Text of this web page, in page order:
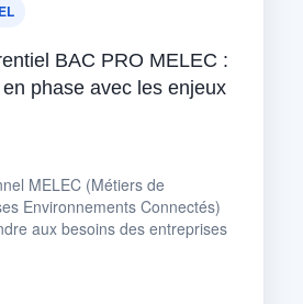
BAC PRO MELEC :
phase avec les enjeux
MELEC (Métiers de
Environnements Connectés)
aux besoins des entreprises